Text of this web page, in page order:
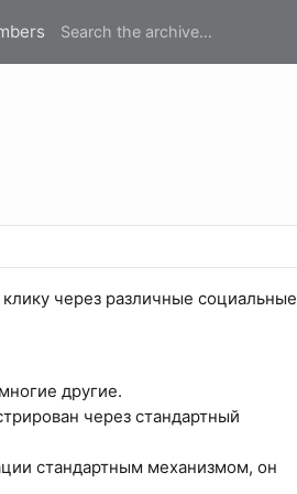
через различные социальные
другие.
через стандартный
стандартным механизмом, он